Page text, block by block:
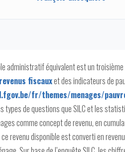
administratif équivalent est un
revenus fiscauxet des indicateurs de
fr/themes/menages/
types de questions que SILC et les
comme concept de revenu, en
ce revenu disponible est converti en